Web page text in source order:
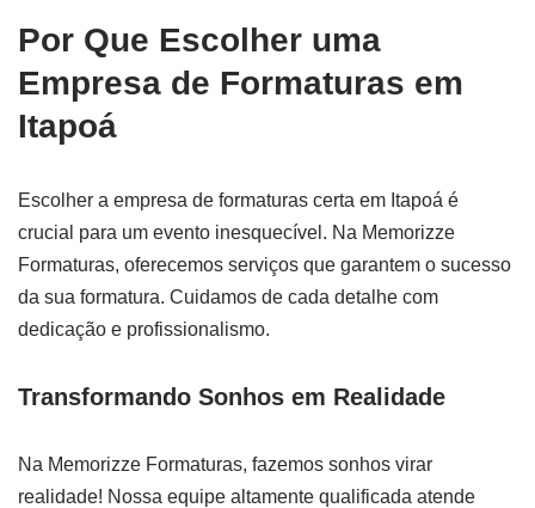
Por Que Escolher uma
Empresa de Formaturas em
Itapoá
Escolher a empresa de formaturas certa em Itapoá é
crucial para um evento inesquecível. Na Memorizze
Formaturas, oferecemos serviços que garantem o sucesso
da sua formatura. Cuidamos de cada detalhe com
dedicação e profissionalismo.
Transformando Sonhos em Realidade
Na Memorizze Formaturas, fazemos sonhos virar
realidade! Nossa equipe altamente qualificada atende